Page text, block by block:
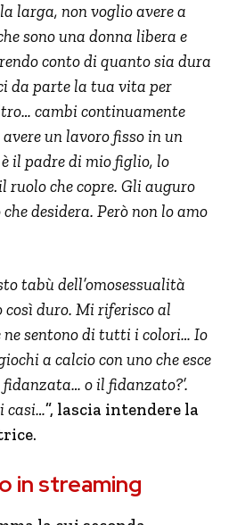
larga, non voglio avere a
sono una donna libera e
conto di quanto sia dura
da parte la tua vita per
cambi continuamente
un lavoro fisso in un
il padre di mio figlio, lo
ruolo che copre. Gli auguro
desidera. Però non lo amo
tabù dell’omosessualità
duro. Mi riferisco al
ne sentono di tutti i colori… Io
a calcio con uno che esce
o il fidanzato?’.
casi…”, lascia intendere la
in streaming